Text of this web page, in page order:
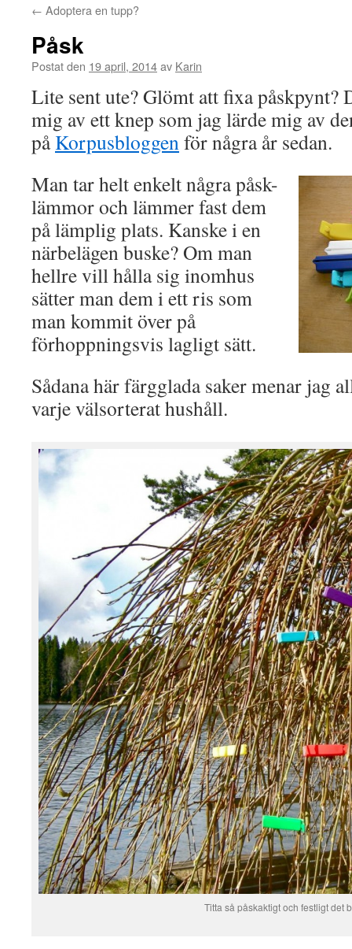
← Adoptera en tupp?
Påsk
Postat den 19 april, 2014av Karin
Lite sent ute? Glömt att fixa påskpynt?
mig av ett knep som jag lärde mig av
påKorpusbloggenför några år sedan.
Man tar helt enkelt några påsk-
lämmor och lämmer fast dem
på lämplig plats. Kanske i en
närbelägen buske? Om man
hellre vill hålla sig inomhus
sätter man dem i ett ris som
man kommit över på
förhoppningsvis lagligt sätt.
Sådana här färgglada saker menar jag
varje välsorterat hushåll.
Titta så påskaktigt och festligt det